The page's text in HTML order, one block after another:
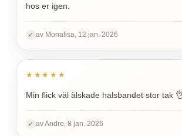
hos er igen.
✓ av Monalisa, 12 jan. 2026
★★★★★
Min flick väl älskade halsbandet stor tak
✓ av Andre, 8 jan. 2026